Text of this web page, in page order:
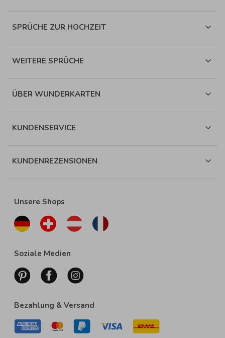
SPRÜCHE ZUR HOCHZEIT
WEITERE SPRÜCHE
ÜBER WUNDERKARTEN
KUNDENSERVICE
KUNDENREZENSIONEN
Unsere Shops
Soziale Medien
Bezahlung & Versand